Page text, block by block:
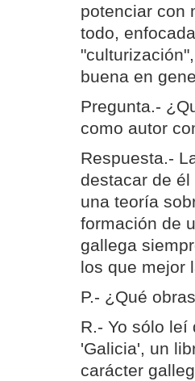
potenciar con
todo,
buena en
Pregunta.-
como autor
Respuesta.-
destacar de
una teoría
formación de
gallega
los que mejor
P.- ¿Qué
R.- Yo sólo
'Galicia', un
carácter